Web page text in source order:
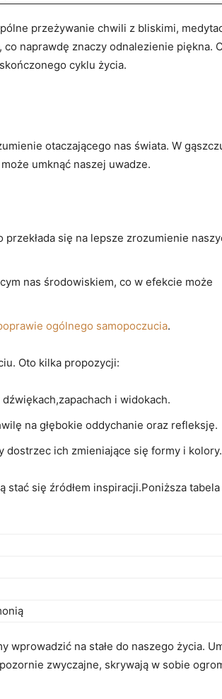
przeżywanie‍ chwili⁢ z bliskimi,
naprawdę znaczy⁢ odnalezienie piękna.
‍cyklu życia.
otaczającego ⁢nas świata. W
umknąć naszej uwadze.
się na ‍lepsze zrozumienie⁤
nas środowiskiem, co w‍ efekcie może‍
ogólnego samopoczucia.
Oto kilka propozycji:
i widokach.
⁢na głębokie oddychanie oraz refleksję.
dostrzec ich zmieniające się formy i kolory.
się źródłem inspiracji.Poniższa tabela⁣
wprowadzić na stałe ⁣do naszego życia.
zwyczajne, skrywają w sobie​